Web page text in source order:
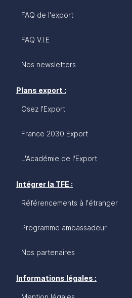
FAQ de l'export
FAQ V.I.E
Nos newsletters
Plans export :
Osez l'Export
France 2030 Export
L'Académie de l'Export
Intégrer la TFE :
Référencements à l'étranger
Programme ambassadeur
Nos partenaires
Informations légales :